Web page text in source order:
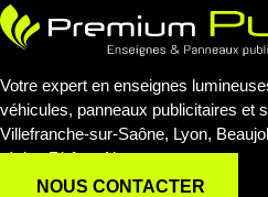
Votre expert en enseignes
véhicules, panneaux publicitaires et
Villefranche-sur-Saône, Lyon,
région Rhône-Alpes.
NOUS CONTACTER